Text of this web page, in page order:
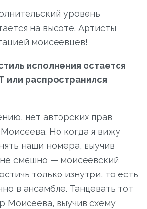
уровень
на высоте. Артисты
моисеевцев!
исполнения остается
или распространился
нет авторских прав
Но когда я вижу
наши номера, выучив
смешно — моисеевский
только изнутри, то есть
в ансамбле. Танцевать тот
Моисеева, выучив схему